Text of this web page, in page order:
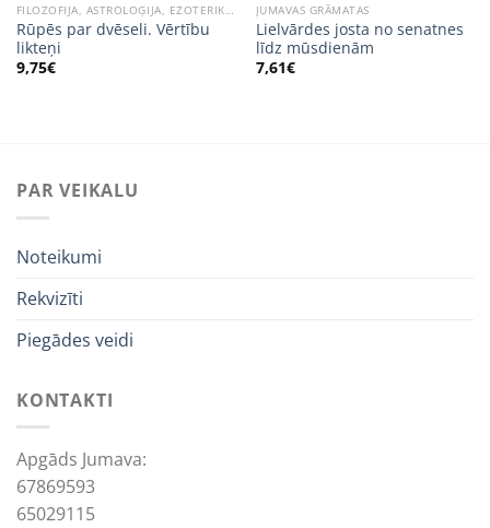
Rūpēs par dvēseli. Vērtību
likteņi
9,75€
JUMAVAS GRĀMATAS
Lielvārdes josta no senatnes
līdz mūsdienām
7,61€
PAR VEIKALU
Noteikumi
Rekvizīti
Piegādes veidi
KONTAKTI
Apgāds Jumava:
67869593
65029115